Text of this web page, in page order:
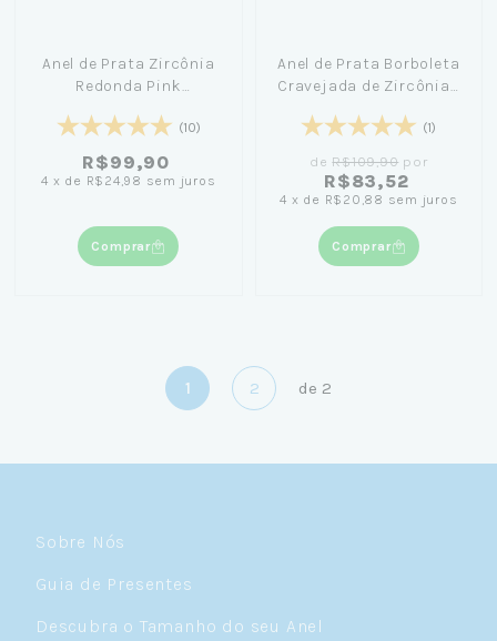
Anel de Prata Zircônia
Redonda Pink
(10)
R$99,90
4 x de R$24,98 sem juros
Comprar
Anel de Prata Borboleta
Cravejada de Zircônias
(1)
deR$109,90 por
R$83,52
4 x de R$20,88 sem juros
Comprar
1 2 de 2
Sobre Nós
Guia de Presentes
Descubra o Tamanho do seu Anel